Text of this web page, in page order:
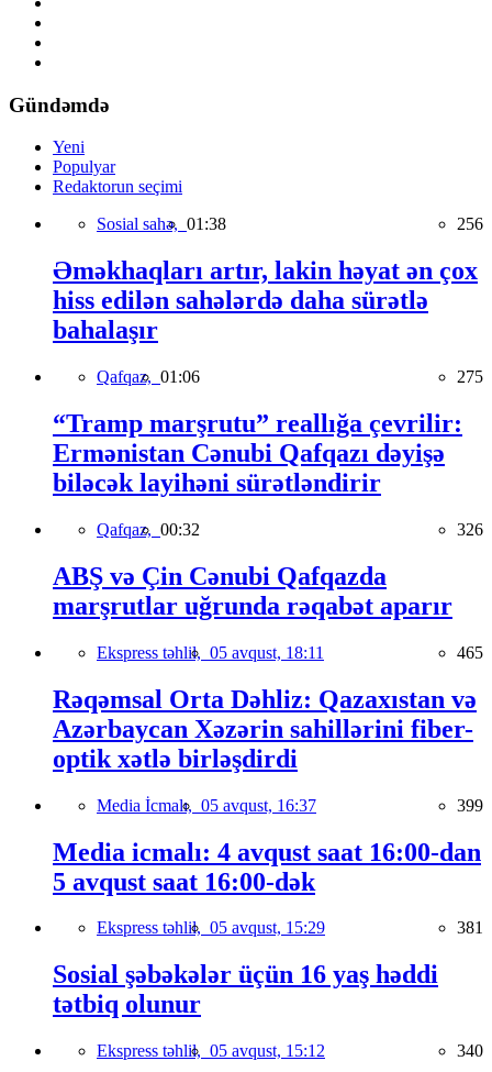
Gündəmdə
Yeni
Populyar
Redaktorun seçimi
Sosial sahə, 01:38 256
Əməkhaqları artır, lakin həyat ən çox
hiss edilən sahələrdə daha sürətlə
bahalaşır
Qafqaz, 01:06 275
“Tramp marşrutu” reallığa çevrilir:
Ermənistan Cənubi Qafqazı dəyişə
biləcək layihəni sürətləndirir
Qafqaz, 00:32 326
ABŞ və Çin Cənubi Qafqazda
marşrutlar uğrunda rəqabət aparır
Ekspress təhlil, 05 avqust, 18:11 465
Rəqəmsal Orta Dəhliz: Qazaxıstan və
Azərbaycan Xəzərin sahillərini fiber-
optik xətlə birləşdirdi
Media İcmalı, 05 avqust, 16:37 399
Media icmalı: 4 avqust saat 16:00-dan
5 avqust saat 16:00-dək
Ekspress təhlil, 05 avqust, 15:29 381
Sosial şəbəkələr üçün 16 yaş həddi
tətbiq olunur
Ekspress təhlil, 05 avqust, 15:12 340